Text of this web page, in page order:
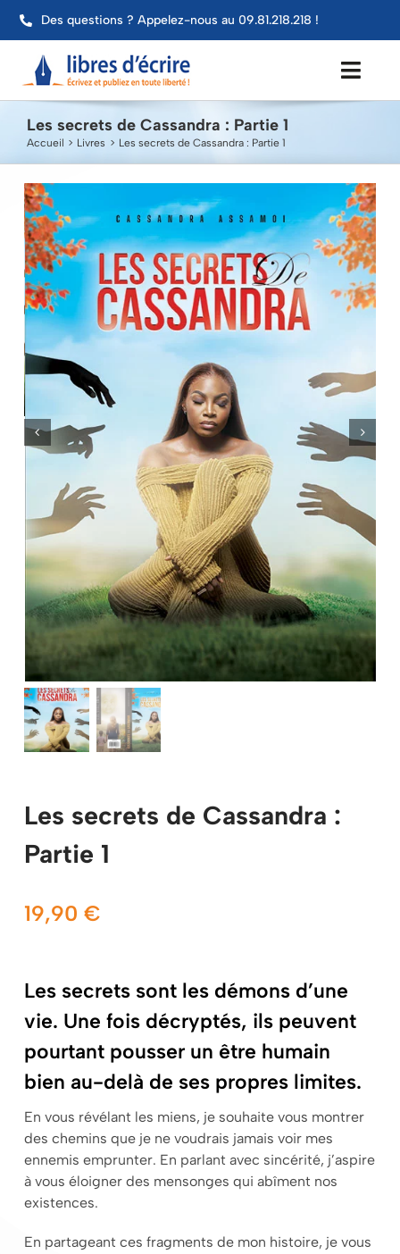
Passer
contenu
Des questions ? Appelez-nous au 09.81.218.218 !
Aide
Publier mon livre
Services
Impression
Contact
Mon compte
Mon panier
Les secrets de Cassandra : Partie 1
Accueil Livres Les secrets de Cassandra : Partie 1
Les secrets de Cassandra :
Partie 1
19,90€
Les secrets sont les démons d’une
vie. Une fois décryptés, ils peuvent
pourtant pousser un être humain
bien au-delà de ses propres limites.
En vous révélant les miens, je souhaite vous montrer
des chemins que je ne voudrais jamais voir mes
ennemis emprunter. En parlant avec sincérité, j’aspire
à vous éloigner des mensonges qui abîment nos
existences.
En partageant ces fragments de mon histoire, je vous